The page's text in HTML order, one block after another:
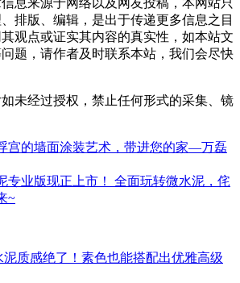
息来源于网络以及网友投稿，本网站只
排版、编辑，是出于传递更多信息之目
观点或证实其内容的真实性，如本站文
题，请作者及时联系本站，我们会尽快
未经过授权，禁止任何形式的采集、镜
宫的墙面涂装艺术，带进您的家—万磊
专业版现正上市！ 全面玩转微水泥，侘
~
泥质感绝了！素色也能搭配出优雅高级